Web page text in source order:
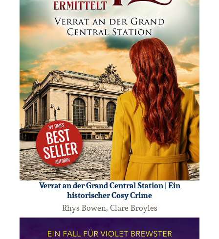
Verrat an der Grand Central Station | Ein
historischer Cosy Crime
Rhys Bowen, Clare Broyles